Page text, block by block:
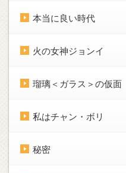
本当に良い時代
火の女神ジョンイ
瑠璃＜ガラス＞の仮面
私はチャン・ボリ
秘密